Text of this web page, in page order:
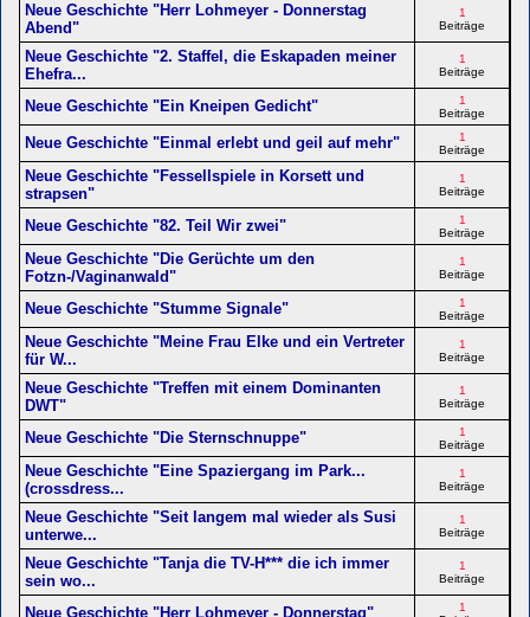
Neue Geschichte "Herr Lohmeyer - Donnerstag
Abend"
1
Beiträge
Neue Geschichte "2. Staffel, die Eskapaden meiner
Ehefra...
1
Beiträge
Neue Geschichte "Ein Kneipen Gedicht"
1
Beiträge
Neue Geschichte "Einmal erlebt und geil auf mehr"
1
Beiträge
Neue Geschichte "Fessellspiele in Korsett und
strapsen"
1
Beiträge
Neue Geschichte "82. Teil Wir zwei"
1
Beiträge
Neue Geschichte "Die Gerüchte um den
Fotzn-/Vaginanwald"
1
Beiträge
Neue Geschichte "Stumme Signale"
1
Beiträge
Neue Geschichte "Meine Frau Elke und ein Vertreter
für W...
1
Beiträge
Neue Geschichte "Treffen mit einem Dominanten
DWT"
1
Beiträge
Neue Geschichte "Die Sternschnuppe"
1
Beiträge
Neue Geschichte "Eine Spaziergang im Park...
(crossdress...
1
Beiträge
Neue Geschichte "Seit langem mal wieder als Susi
unterwe...
1
Beiträge
Neue Geschichte "Tanja die TV-H*** die ich immer
sein wo...
1
Beiträge
Neue Geschichte "Herr Lohmeyer - Donnerstag"
1